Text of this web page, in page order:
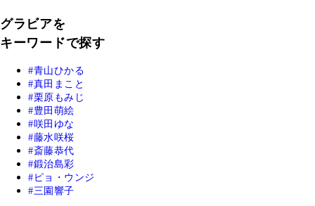
グラビアを
キーワードで探す
青山ひかる
真田まこと
栗原もみじ
豊田萌絵
咲田ゆな
藤水咲桜
斎藤恭代
鍛治島彩
ピョ・ウンジ
三園響子